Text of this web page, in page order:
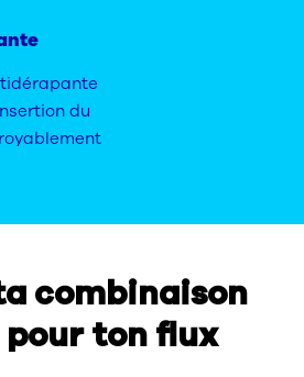
du
combinaison
pour ton flux